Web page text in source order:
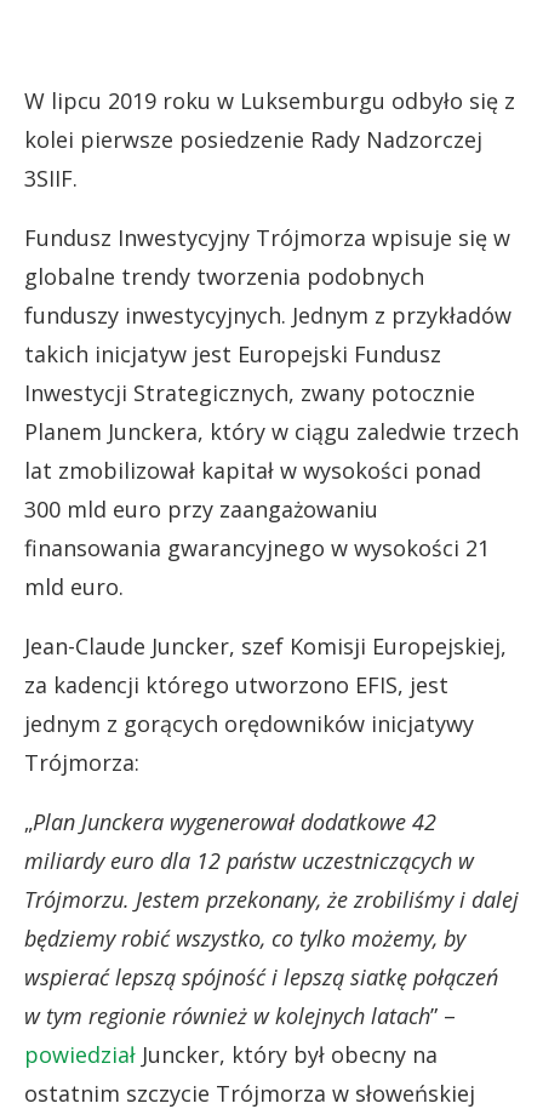
W lipcu 2019 roku w Luksemburgu odbyło się z
kolei pierwsze posiedzenie Rady Nadzorczej
3SIIF.
Fundusz Inwestycyjny Trójmorza wpisuje się w
globalne trendy tworzenia podobnych
funduszy inwestycyjnych. Jednym z przykładów
takich inicjatyw jest Europejski Fundusz
Inwestycji Strategicznych, zwany potocznie
Planem Junckera, który w ciągu zaledwie trzech
lat zmobilizował kapitał w wysokości ponad
300 mld euro przy zaangażowaniu
finansowania gwarancyjnego w wysokości 21
mld euro.
Jean-Claude Juncker, szef Komisji Europejskiej,
za kadencji którego utworzono EFIS, jest
jednym z gorących orędowników inicjatywy
Trójmorza:
„Plan Junckera wygenerował dodatkowe 42
miliardy euro dla 12 państw uczestniczących w
Trójmorzu. Jestem przekonany, że zrobiliśmy i dalej
będziemy robić wszystko, co tylko możemy, by
wspierać lepszą spójność i lepszą siatkę połączeń
w tym regionie również w kolejnych latach” –
powiedział Juncker, który był obecny na
ostatnim szczycie Trójmorza w słoweńskiej